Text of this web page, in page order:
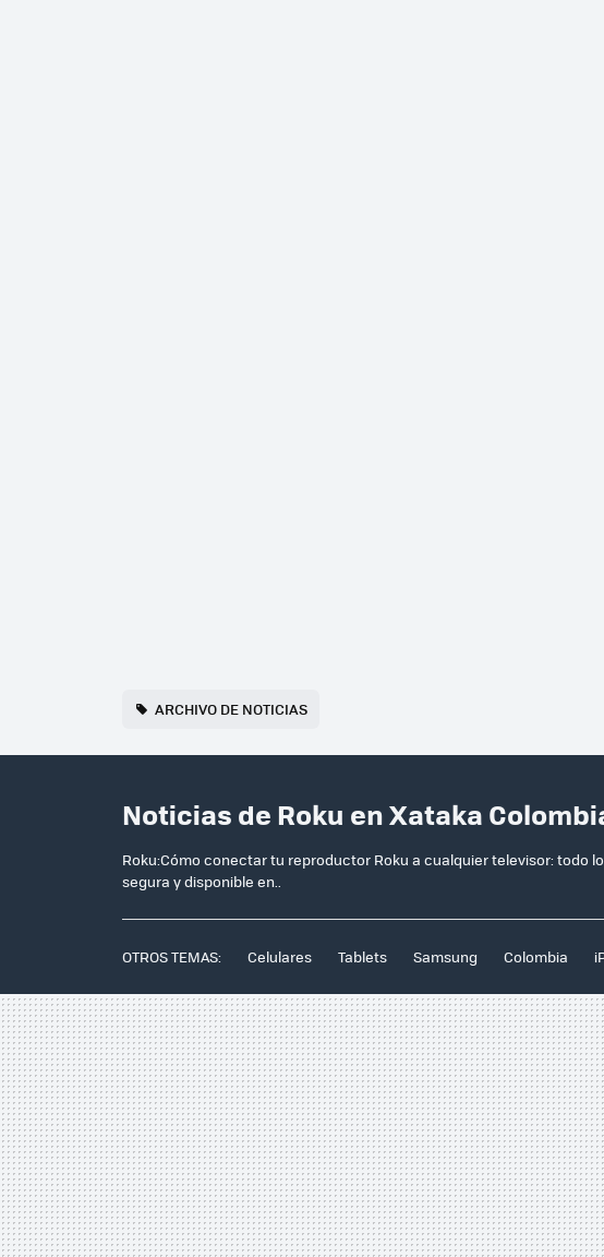
ARCHIVO DE NOTICIAS
Noticias de Roku en Xataka
Roku:Cómo conectar tu reproductor Roku a cualquier televisor: todo
segura y disponible en..
OTROS TEMAS: Celulares Tablets Samsung Colombia